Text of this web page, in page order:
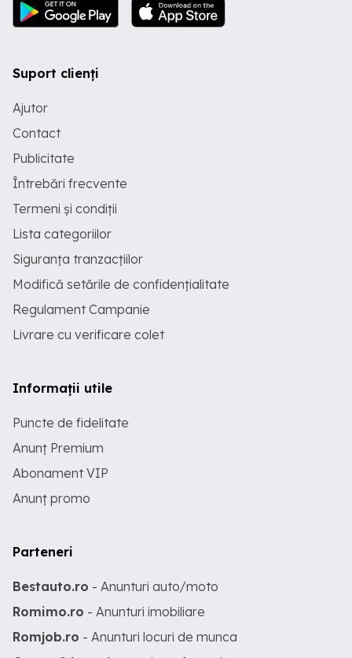
Suport clienți
Ajutor
Contact
Publicitate
Întrebări frecvente
Termeni și condiții
Lista categoriilor
Siguranța tranzacțiilor
Modifică setările de confidențialitate
Regulament Campanie
Livrare cu verificare colet
Informații utile
Puncte de fidelitate
Anunț Premium
Abonament VIP
Anunț promo
Parteneri
Bestauto.ro - Anunturi auto/moto
Romimo.ro - Anunturi imobiliare
Romjob.ro - Anunturi locuri de munca